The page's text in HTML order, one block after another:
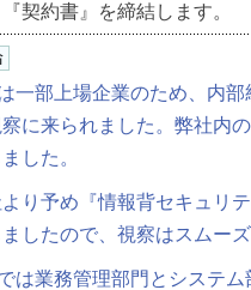
『契約書』を締結します。
一部上場企業のため、内
察に来られました。弊社内
した。
り予め『情報背セキュリ
したので、視察はスムー
は業務管理部門とシステ